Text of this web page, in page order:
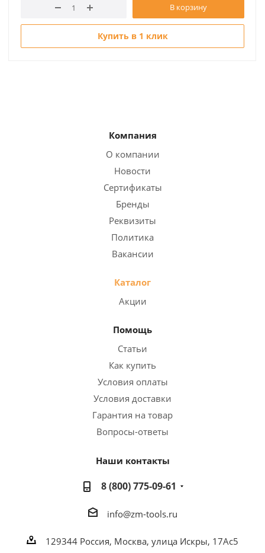
В корзину
Купить в 1 клик
Компания
О компании
Новости
Сертификаты
Бренды
Реквизиты
Политика
Вакансии
Каталог
Акции
Помощь
Статьи
Как купить
Условия оплаты
Условия доставки
Гарантия на товар
Вопросы-ответы
Наши контакты
8 (800) 775-09-61
info@zm-tools.ru
129344 Россия, Москва, улица Искры, 17Ас5